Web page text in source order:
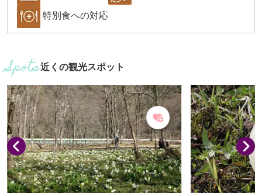
特別食への対応
近くの観光スポット